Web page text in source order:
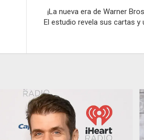
¡La nueva era de Warner
El estudio revela sus cartas